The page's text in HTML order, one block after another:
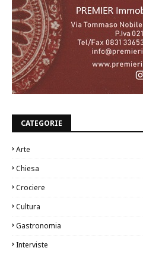
CATEGORIE
Arte
Chiesa
Crociere
Cultura
Gastronomia
Interviste